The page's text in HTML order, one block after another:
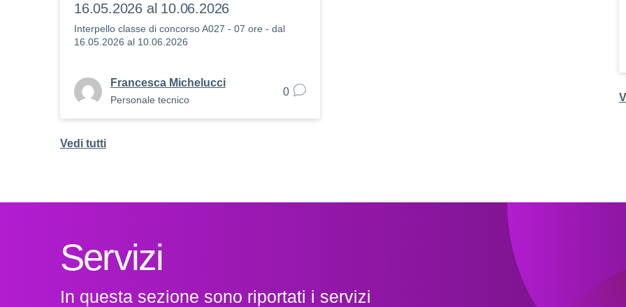
16.05.2026 al 10.06.2026
Interpello classe di concorso A027 - 07 ore - dal
16.05.2026 al 10.06.2026
Francesca Michelucci
Personale tecnico
0
Vedi tutti
Servizi
In questa sezione sono riportati i servizi